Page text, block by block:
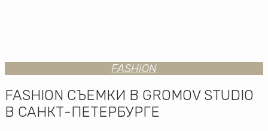
FASHION
FASHION СЪЕМКИ В GROMOV STUDIO
В САНКТ-ПЕТЕРБУРГЕ